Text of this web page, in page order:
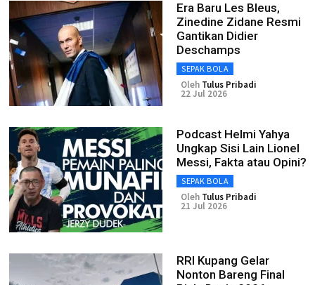
Era Baru Les Bleus,
Zinedine Zidane Resmi
Gantikan Didier
Deschamps
SEPAK BOLA
Oleh Tulus Pribadi
22 Jul 2026
Podcast Helmi Yahya
Ungkap Sisi Lain Lionel
Messi, Fakta atau Opini?
SEPAK BOLA
Oleh Tulus Pribadi
21 Jul 2026
RRI Kupang Gelar
Nonton Bareng Final